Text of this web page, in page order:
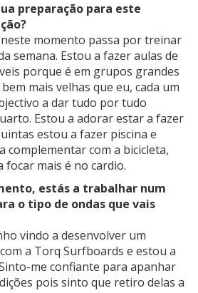
preparação para este
momento passa por treinar
semana. Estou a fazer aulas de
porque é em grupos grandes
mais velhas que eu, cada um
a dar tudo por tudo
Estou a adorar estar a fazer
estou a fazer piscina e
complementar com a bicicleta,
focar mais é no cardio.
estás a trabalhar num
o tipo de ondas que vais
vindo a desenvolver um
a Torq Surfboards e estou a
me confiante para apanhar
pois sinto que retiro delas a